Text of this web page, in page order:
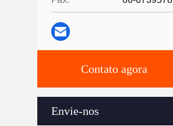
Contato agora
Envie-nos